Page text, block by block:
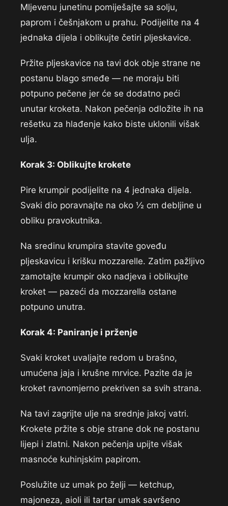
Mljevenu junetinu pomiješajte sa solju,
paprom i češnjakom u prahu. Podijelite na 4
jednaka dijela i oblikujte četiri pljeskavice.
Pržite pljeskavice na tavi dok obje strane ne
postanu blago smeđe — ne moraju biti
potpuno pečene jer će se dodatno peći
unutar kroketa. Nakon pečenja odložite ih na
rešetku za hlađenje kako biste uklonili višak
ulja.
Korak 3: Oblikujte krokete
Pire krumpir podijelite na 4 jednaka dijela.
Svaki dio poravnajte na oko ½ cm debljine u
obliku pravokutnika.
Na sredinu krumpira stavite goveđu
pljeskavicu i krišku mozzarelle. Zatim pažljivo
zamotajte krumpir oko nadjeva i oblikujte
kroket — pazeći da mozzarella ostane
potpuno unutra.
Korak 4: Paniranje i prženje
Svaki kroket uvaljajte redom u brašno,
umućena jaja i krušne mrvice. Pazite da je
kroket ravnomjerno prekriven sa svih strana.
Na tavi zagrijte ulje na srednje jakoj vatri.
Krokete pržite s obje strane dok ne postanu
lijepi i zlatni. Nakon pečenja upijte višak
masnoće kuhinjskim papirom.
Poslužite uz umak po želji — ketchup,
majoneza, aioli ili tartar umak savršeno